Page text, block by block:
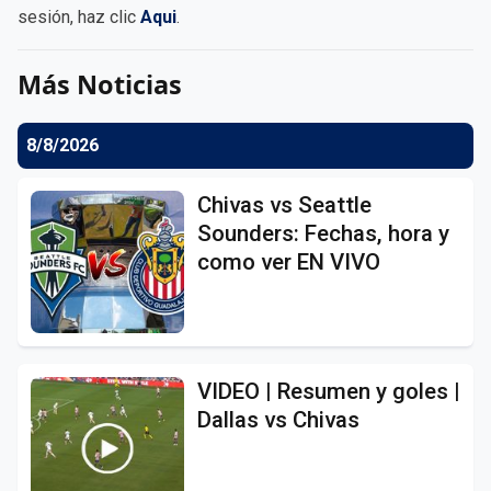
sesión, haz clic Aqui.
Más Noticias
8/8/2026
Chivas vs Seattle
Sounders: Fechas, hora y
como ver EN VIVO
VIDEO | Resumen y goles |
Dallas vs Chivas